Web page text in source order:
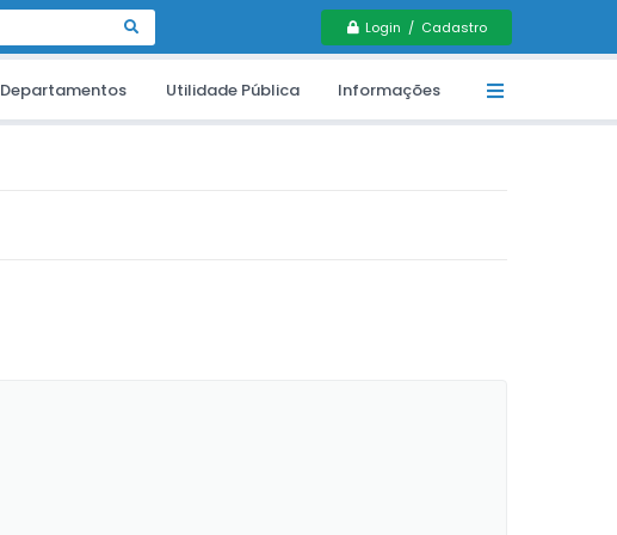
Login / Cadastro
Departamentos Utilidade Pública Informações